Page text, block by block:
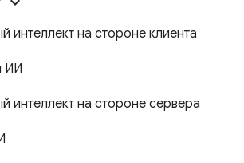
интеллект на стороне клиента
ИИ
интеллект на стороне сервера